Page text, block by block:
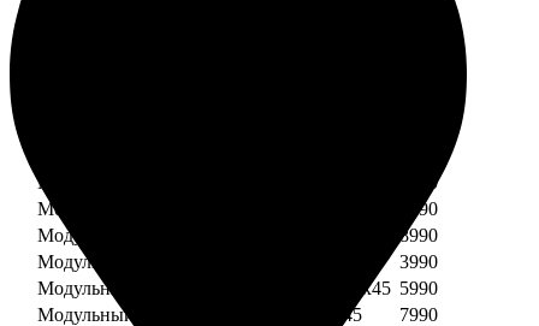
Модульный холст из трех частей 30х40
7490
Модульный холст из двух частей 40х40
5990
Модульный холст из трех частей 40х40
8990
Модульный холст из трех частей 20х45
3990
Модульный холст из четырех частей 20х45 5990
Модульный холст из пяти частей 20х45
7990